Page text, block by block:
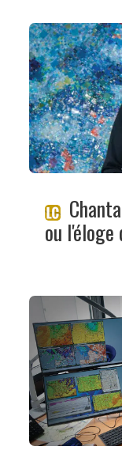
ou